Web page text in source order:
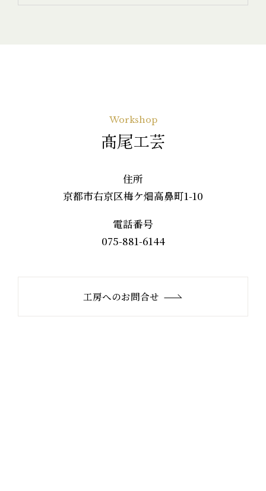
Workshop
髙尾工芸
住所
京都市右京区梅ケ畑高鼻町1-10
電話番号
075-881-6144
工房へのお問合せ